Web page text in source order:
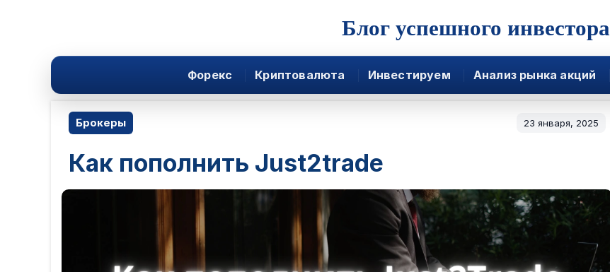
Блог успешного инвестора
Форекс Криптовалюта Инвестируем Анализ рынка акций
Брокеры 23 января, 2025
Как пополнить Just2trade